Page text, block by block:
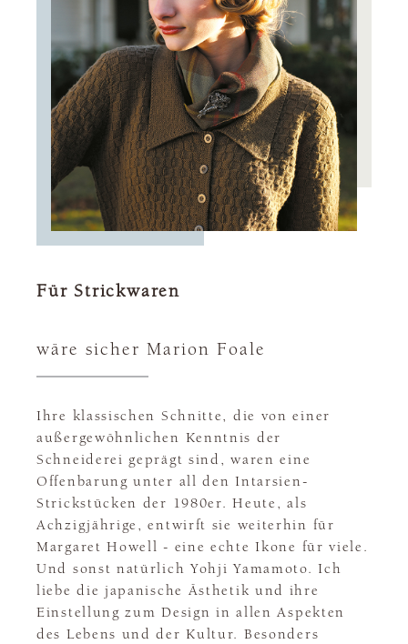
Für Strickwaren
wäre sicher Marion Foale
Ihre klassischen Schnitte, die von einer
außergewöhnlichen Kenntnis der
Schneiderei geprägt sind, waren eine
Offenbarung unter all den Intarsien-
Strickstücken der 1980er. Heute, als
Achzigjährige, entwirft sie weiterhin für
Margaret Howell - eine echte Ikone für viele.
Und sonst natürlich Yohji Yamamoto. Ich
liebe die japanische Ästhetik und ihre
Einstellung zum Design in allen Aspekten
des Lebens und der Kultur. Besonders